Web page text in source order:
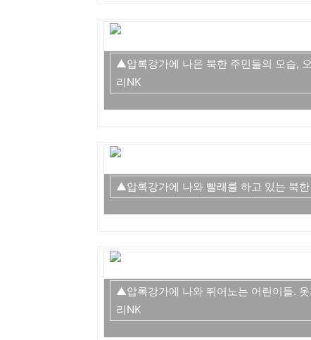
▲압록강가에 나온 북한 주민들의 모습,
리NK
▲압록강가에 나와 빨래를 하고 있는 북
▲압록강가에 나와 뛰어노는 어린이들.
리NK